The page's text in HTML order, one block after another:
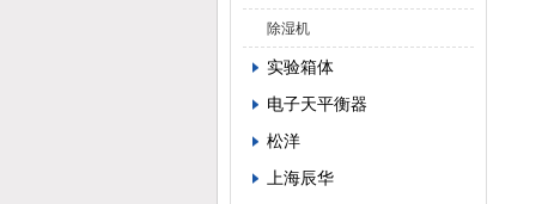
除湿机
实验箱体
电子天平衡器
松洋
上海辰华